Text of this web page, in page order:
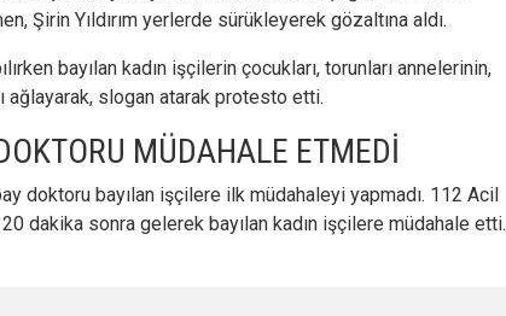
Şirin Yıldırım yerlerde sürükleyerek gözaltına aldı.
bayılan kadın işçilerin çocukları, torunları annelerinin,
ağlayarak, slogan atarak protesto etti.
MÜDAHALE ETMEDİ
doktoru bayılan işçilere ilk müdahaleyi yapmadı. 112 Acil
dakika sonra gelerek bayılan kadın işçilere müdahale etti.